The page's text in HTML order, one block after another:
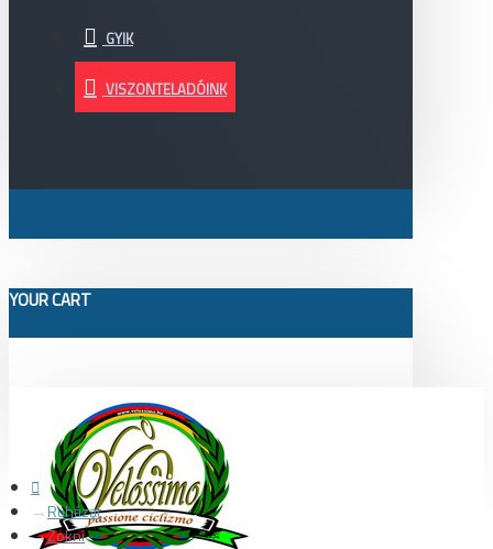
GYIK
VISZONTELADÓINK
YOUR CART
Ruházat
Zokni